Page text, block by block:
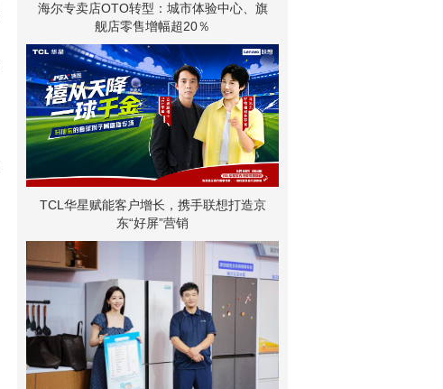
海尔专卖店OTO转型：城市体验中心、旗
舰店零售增幅超20％
TCL华星赋能客户增长，携手联想打造京
东“好屏”营销